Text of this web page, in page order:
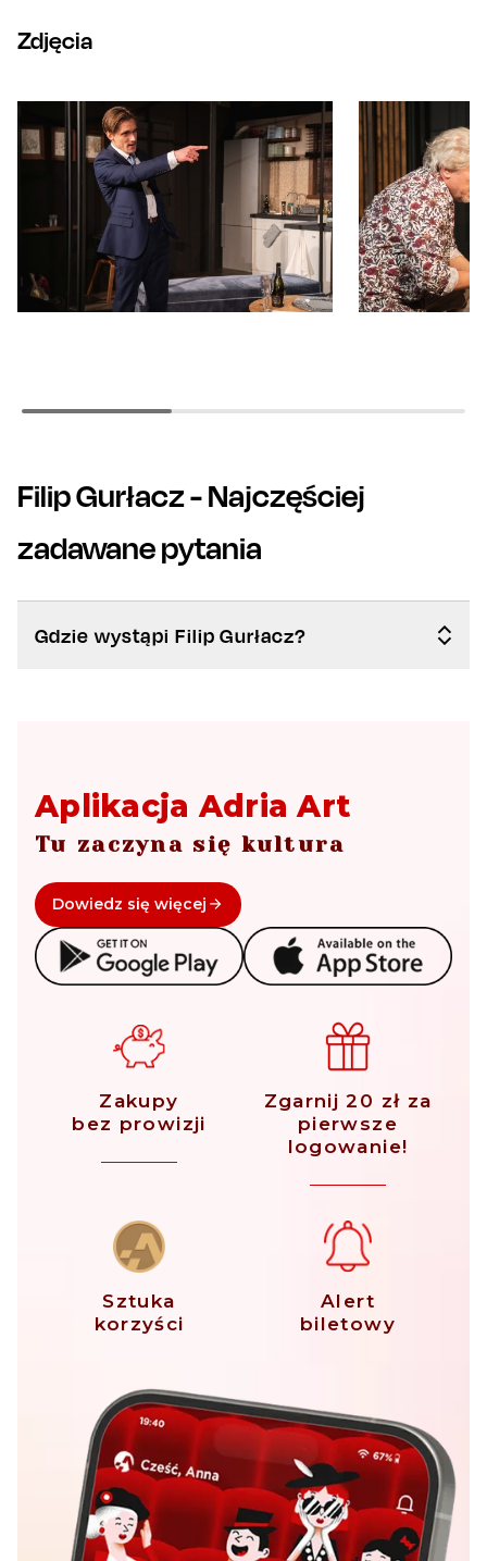
Zdjęcia
Filip Gurłacz- Najczęściej
zadawane pytania
Gdzie wystąpi Filip Gurłacz?
Aplikacja Adria Art
Tu zaczyna się kultura
Dowiedz się więcej
Zakupy
bez prowizji
Zgarnij 20 zł za
pierwsze
logowanie!
Sztuka
korzyści
Alert
biletowy